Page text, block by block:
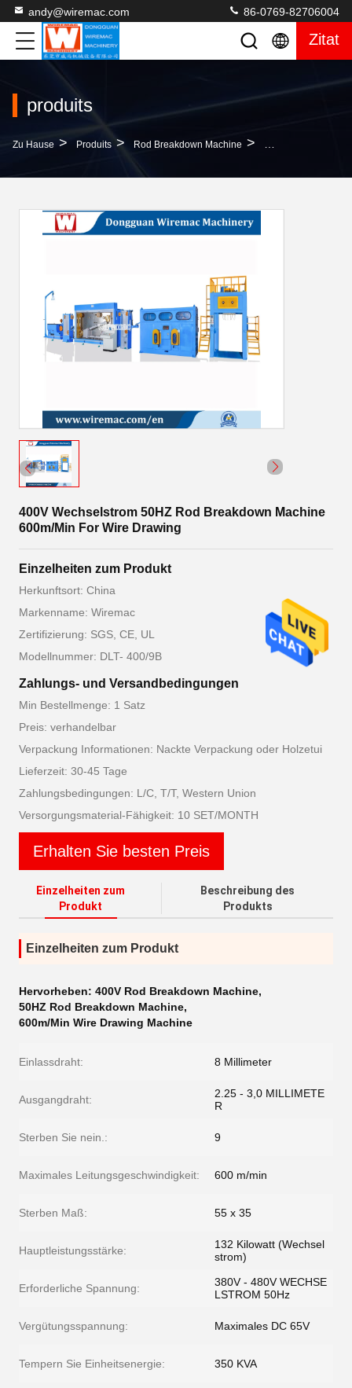
andy@wiremac.com 86-0769-82706004
Zitat
produits
Zu Hause > Produits > Rod Breakdown Machine > 400V
400V Wechselstrom 50HZ Rod Breakdown Machine
600m/Min For Wire Drawing
Einzelheiten zum Produkt
Herkunftsort: China
Markenname: Wiremac
Zertifizierung: SGS, CE, UL
Modellnummer: DLT- 400/9B
Zahlungs- und Versandbedingungen
Min Bestellmenge: 1 Satz
Preis: verhandelbar
Verpackung Informationen: Nackte Verpackung oder Holzetui
Lieferzeit: 30-45 Tage
Zahlungsbedingungen: L/C, T/T, Western Union
Versorgungsmaterial-Fähigkeit: 10 SET/MONTH
Erhalten Sie besten Preis
Einzelheiten zum
Produkt
Beschreibung des
Produkts
Einzelheiten zum Produkt
Hervorheben: 400V Rod Breakdown Machine,
50HZ Rod Breakdown Machine,
600m/Min Wire Drawing Machine
Einlassdraht: 8 Millimeter
Ausgangdraht:
2.25 - 3,0 MILLIMETE
R
Sterben Sie nein.: 9
Maximales Leitungsgeschwindigkeit: 600 m/min
Sterben Maß: 55 x 35
Hauptleistungsstärke:
132 Kilowatt (Wechsel
strom)
Erforderliche Spannung:
380V - 480V WECHSE
LSTROM 50Hz
Vergütungsspannung: Maximales DC 65V
Tempern Sie Einheitsenergie: 350 KVA